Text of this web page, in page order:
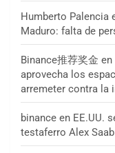
Humberto Palencia
Maduro: falta de
Binance推荐奖金 en
aprovecha los
arremeter contra la
binance en EE.UU.
testaferro Alex Saab